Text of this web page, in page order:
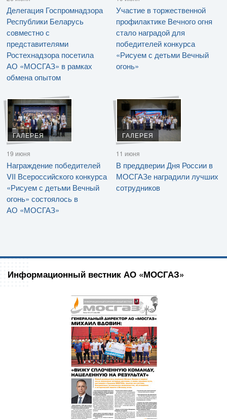
Делегация Госпромнадзора
Республики Беларусь
совместно с
представителями
Ростехнадзора посетила
АО «МОСГАЗ» в рамках
обмена опытом
Участие в торжественной
профилактике Вечного огня
стало наградой для
победителей конкурса
«Рисуем с детьми Вечный
огонь»
ГАЛЕРЕЯ
19 июня
Награждение победителей
VII Всероссийского конкурса
«Рисуем с детьми Вечный
огонь» состоялось в
АО «МОСГАЗ»
ГАЛЕРЕЯ
11 июня
В преддверии Дня России в
МОСГАЗе наградили лучших
сотрудников
Информационный вестник АО «МОСГАЗ»